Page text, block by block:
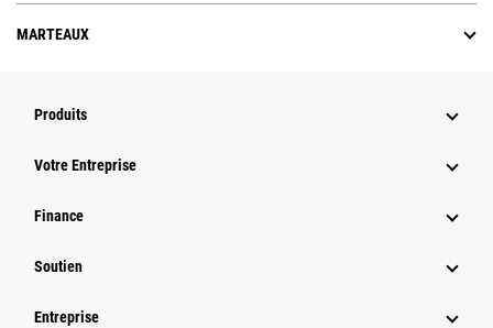
MARTEAUX
Produits
Votre Entreprise
Finance
Soutien
Entreprise